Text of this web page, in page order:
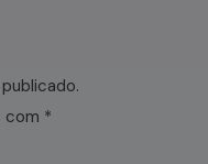
com *